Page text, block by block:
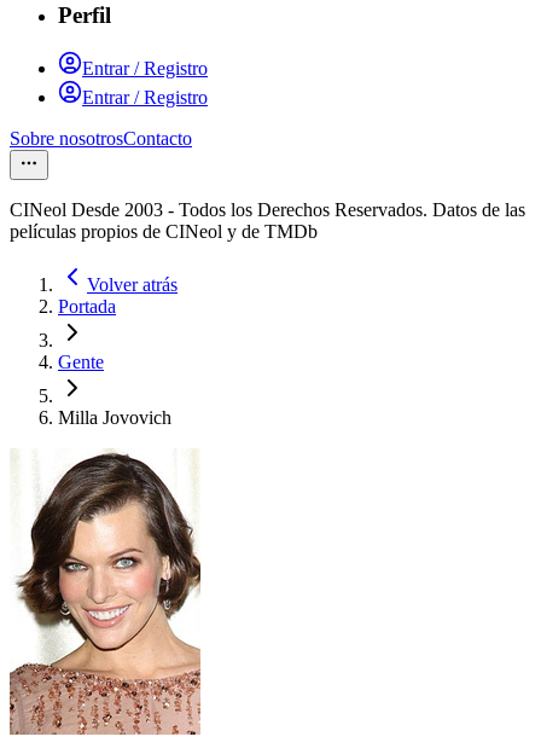
Perfil
Entrar / Registro
Entrar / Registro
Sobre nosotrosContacto
CINeol Desde 2003 - Todos los Derechos Reservados. Datos de las
películas propios de CINeol y de TMDb
Volver atrás
Portada
Gente
Milla Jovovich